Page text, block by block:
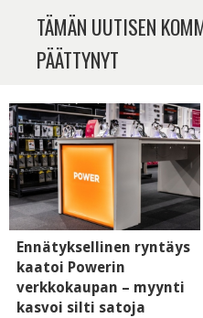
TÄMÄN UUTISEN
PÄÄTTYNYT
Ennätyksellinen ryntäys
kaatoi Powerin
verkkokaupan – myynti
kasvoi silti satoja